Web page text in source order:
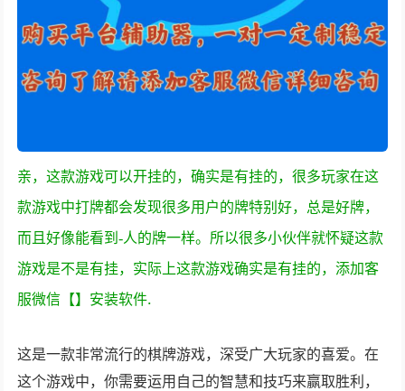
亲，这款游戏可以开挂的，确实是有挂的，很多玩家在这
款游戏中打牌都会发现很多用户的牌特别好，总是好牌，
而且好像能看到-人的牌一样。所以很多小伙伴就怀疑这款
游戏是不是有挂，实际上这款游戏确实是有挂的，添加客
服微信【】安装软件.
这是一款非常流行的棋牌游戏，深受广大玩家的喜爱。在
这个游戏中，你需要运用自己的智慧和技巧来赢取胜利，